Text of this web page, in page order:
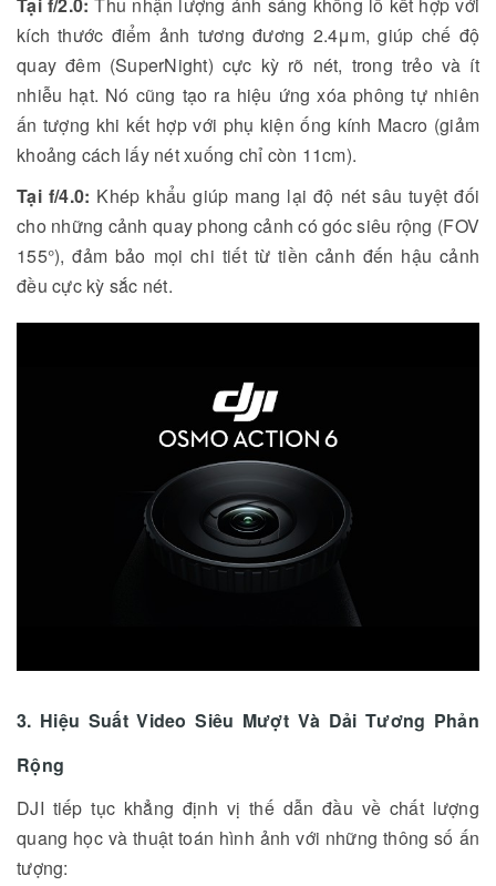
Tại f/2.0: Thu nhận lượng ánh sáng khổng lồ kết hợp với
kích thước điểm ảnh tương đương 2.4μm, giúp chế độ
quay đêm (SuperNight) cực kỳ rõ nét, trong trẻo và ít
nhiễu hạt. Nó cũng tạo ra hiệu ứng xóa phông tự nhiên
ấn tượng khi kết hợp với phụ kiện ống kính Macro (giảm
khoảng cách lấy nét xuống chỉ còn 11cm).
Tại f/4.0: Khép khẩu giúp mang lại độ nét sâu tuyệt đối
cho những cảnh quay phong cảnh có góc siêu rộng (FOV
155°), đảm bảo mọi chi tiết từ tiền cảnh đến hậu cảnh
đều cực kỳ sắc nét.
3. Hiệu Suất Video Siêu Mượt Và Dải Tương Phản
Rộng
DJI tiếp tục khẳng định vị thế dẫn đầu về chất lượng
quang học và thuật toán hình ảnh với những thông số ấn
tượng: